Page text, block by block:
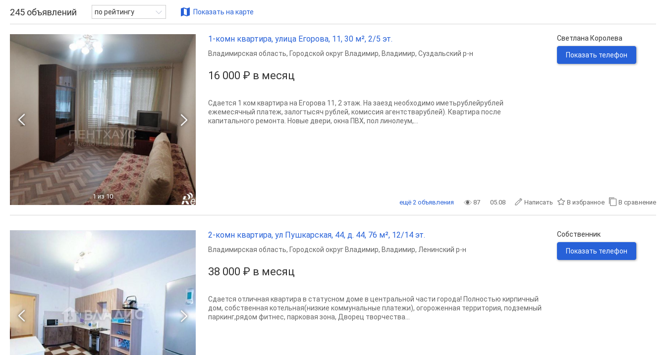
245 объявлений по рейтингу Показать на карте
1 из 10
1-комн квартира, улица Егорова, 11, 30 м², 2/5 эт.
16 000 ₽ в месяц
Владимирская область, Городской округ Владимир, Владимир, Суздальский р-н
Сдается 1 ком квартира на Егорова 11, 2 этаж. На заезд необходимо иметьрублейрублей
ежемесячный платеж, залогтысяч рублей, комиссия агентстварублей). Квартира после
капитального ремонта. Новые двери, окна ПВХ, пол линолеум,...
Светлана Королева
Показать телефон
87 05.08 Написать В избранное В сравнение
ещё 2 объявления
2-комн квартира, ул Пушкарская, 44, д. 44, 76 м², 12/14 эт.
38 000 ₽ в месяц
Владимирская область, Городской округ Владимир, Владимир, Ленинский р-н
Сдается отличная квартира в статусном доме в центральной части города! Полностью кирпичный
дом, собственная котельная(низкие коммунальные платежи), огороженная территория, подземный
паркинг,рядом фитнес, парковая зона, Дворец творчества...
Собственник
Показать телефон